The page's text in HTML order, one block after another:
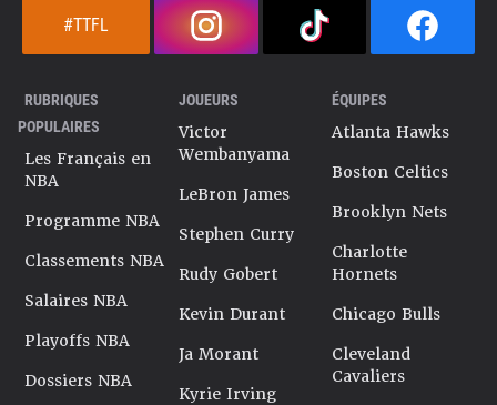
#TTFL
RUBRIQUES
POPULAIRES
Les Français en
NBA
Programme NBA
Classements NBA
Salaires NBA
Playoffs NBA
Dossiers NBA
JOUEURS
Victor
Wembanyama
LeBron James
Stephen Curry
Rudy Gobert
Kevin Durant
Ja Morant
Kyrie Irving
ÉQUIPES
Atlanta Hawks
Boston Celtics
Brooklyn Nets
Charlotte
Hornets
Chicago Bulls
Cleveland
Cavaliers